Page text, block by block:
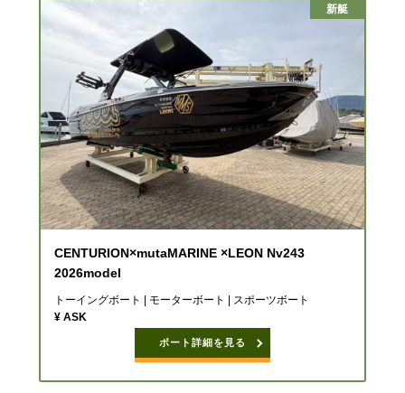
新艇
CENTURION×mutaMARINE ×LEON Nv243
2026model
トーイングボート | モーターボート | スポーツボート
¥ ASK
ボート詳細を見る